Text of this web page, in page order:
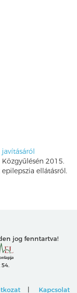
2015.
ellátásról.
jog fenntartva!
54.
Kapcsolat